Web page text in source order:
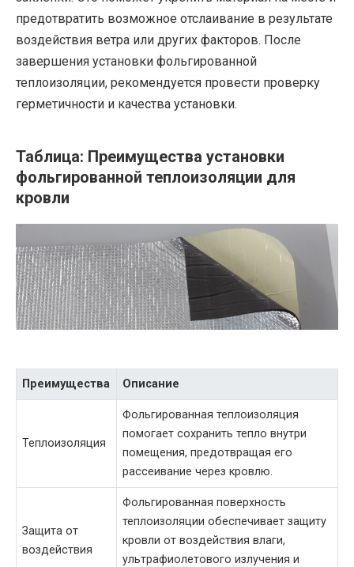
предотвратить возможное отслаивание в результате
воздействия ветра или других факторов. После
завершения установки фольгированной
теплоизоляции, рекомендуется провести проверку
герметичности и качества установки.
Таблица: Преимущества установки
фольгированной теплоизоляции для
кровли
Преимущества Описание
Теплоизоляция
Фольгированная теплоизоляция
помогает сохранить тепло внутри
помещения, предотвращая его
рассеивание через кровлю.
Защита от
воздействия
Фольгированная поверхность
теплоизоляции обеспечивает защиту
кровли от воздействия влаги,
ультрафиолетового излучения и